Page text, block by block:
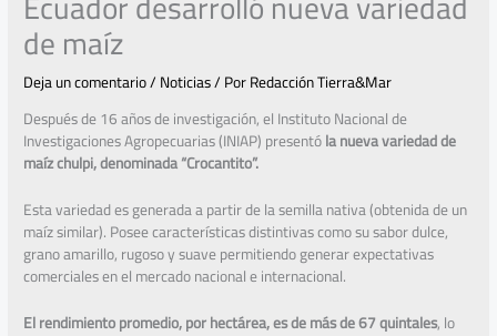
de maíz
Deja un comentario/Noticias/ PorRedacción Tierra&Mar
Después de 16 años de investigación, el Instituto Nacional de
Investigaciones Agropecuarias (INIAP) presentóla nueva variedad de
maíz chulpi, denominada “Crocantito”.
Esta variedad es generada a partir de la semilla nativa (obtenida de un
maíz similar). Posee características distintivas como su sabor dulce,
grano amarillo, rugoso y suave permitiendo generar expectativas
comerciales en el mercado nacional e internacional.
El rendimiento promedio, por hectárea, es de más de 67 quintales, lo